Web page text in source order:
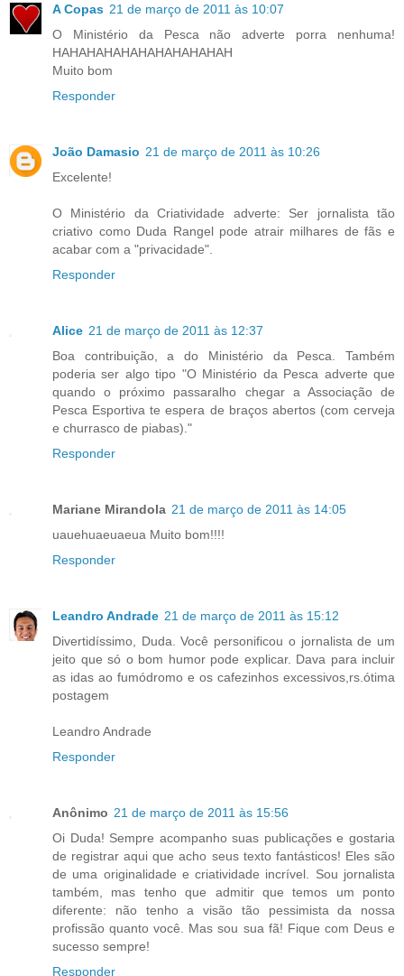
A Copas 21 de março de 2011 às 10:07
O Ministério da Pesca não adverte porra nenhuma!
HAHAHAHAHAHAHAHAHAHAH
Muito bom
Responder
João Damasio 21 de março de 2011 às 10:26
Excelente!
O Ministério da Criatividade adverte: Ser jornalista tão
criativo como Duda Rangel pode atrair milhares de fãs e
acabar com a "privacidade".
Responder
Alice 21 de março de 2011 às 12:37
Boa contribuição, a do Ministério da Pesca. Também
poderia ser algo tipo "O Ministério da Pesca adverte que
quando o próximo passaralho chegar a Associação de
Pesca Esportiva te espera de braços abertos (com cerveja
e churrasco de piabas)."
Responder
Mariane Mirandola 21 de março de 2011 às 14:05
uauehuaeuaeua Muito bom!!!!
Responder
Leandro Andrade 21 de março de 2011 às 15:12
Divertidíssimo, Duda. Você personificou o jornalista de um
jeito que só o bom humor pode explicar. Dava para incluir
as idas ao fumódromo e os cafezinhos excessivos,rs.ótima
postagem
Leandro Andrade
Responder
Anônimo 21 de março de 2011 às 15:56
Oi Duda! Sempre acompanho suas publicações e gostaria
de registrar aqui que acho seus texto fantásticos! Eles são
de uma originalidade e criatividade incrível. Sou jornalista
também, mas tenho que admitir que temos um ponto
diferente: não tenho a visão tão pessimista da nossa
profissão quanto você. Mas sou sua fã! Fique com Deus e
sucesso sempre!
Responder